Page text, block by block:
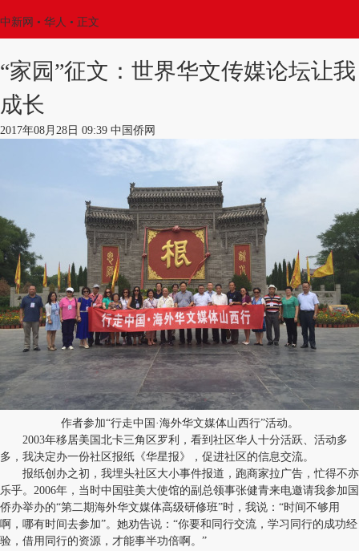
中新网 • 华人 • 正文
“家园”征文：世界华文传媒论坛让我
成长
2017年08月28日 09:39 中国侨网
作者参加“行走中国·海外华文媒体山西行”活动。
2003年移居美国北卡三角区罗利，看到社区华人十分活跃、活动多
多，我决定办一份社区报纸《华星报》，促进社区的信息交流。
报纸创办之初，我埋头社区大小事件报道，跑商家拉广告，忙得不亦
乐乎。2006年，当时中国驻美大使馆的副总领事张健青来电邀请我参加国
侨办举办的“第二期海外华文媒体高级研修班”时，我说：“时间不够用
啊，哪有时间去参加”。她劝告说：“你要和同行交流，学习同行的成功经
验，借用同行的资源，才能事半功倍啊。”